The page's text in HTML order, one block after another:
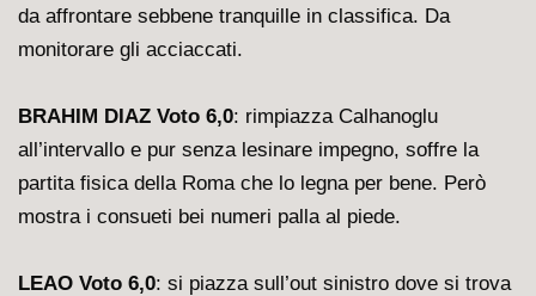
da affrontare sebbene tranquille in classifica. Da
monitorare gli acciaccati.
BRAHIM DIAZ Voto 6,0: rimpiazza Calhanoglu
all’intervallo e pur senza lesinare impegno, soffre la
partita fisica della Roma che lo legna per bene. Però
mostra i consueti bei numeri palla al piede.
LEAO Voto 6,0: si piazza sull’out sinistro dove si trova